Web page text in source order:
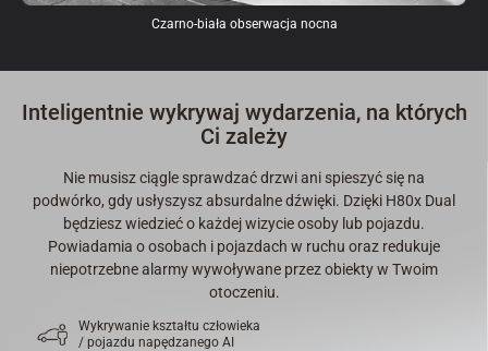
Czarno-biała obserwacja nocna
Inteligentnie wykrywaj wydarzenia, na których
Ci zależy
Nie musisz ciągle sprawdzać drzwi ani spieszyć się na
podwórko, gdy usłyszysz absurdalne dźwięki. Dzięki H80x Dual
będziesz wiedzieć o każdej wizycie osoby lub pojazdu.
Powiadamia o osobach i pojazdach w ruchu oraz redukuje
niepotrzebne alarmy wywoływane przez obiekty w Twoim
otoczeniu.
Wykrywanie kształtu człowieka
/ pojazdu napędzanego AI